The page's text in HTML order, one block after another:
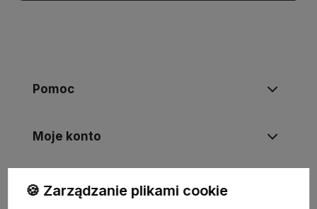
Pomoc
Moje konto
Informacje
🍪 Zarządzanie plikami cookie